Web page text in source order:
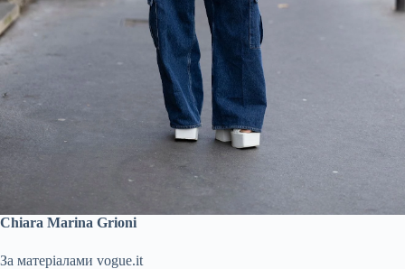
Chiara Marina Grioni
За матеріалами vogue.it